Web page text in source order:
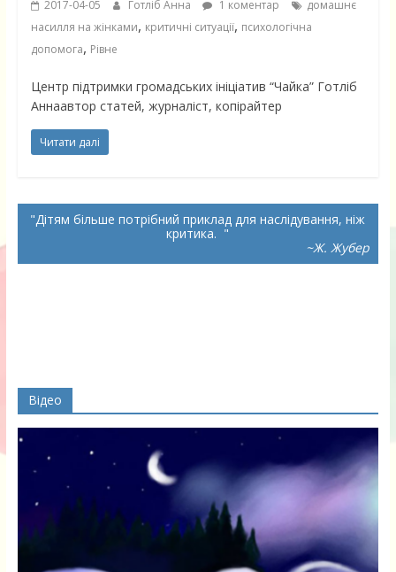
2017-04-05 Готліб Анна 1 коментар
домашнє
насилля на жінками, критичні ситуації, психологічна
допомога, Рівне
Центр підтримки громадських ініціатив “Чайка” Готліб
Аннаавтор статей, журналіст, копірайтер
Читати далі
Дітям більше потрібний приклад для наслідування, ніж
критика.
~Ж. Жубер
Відео